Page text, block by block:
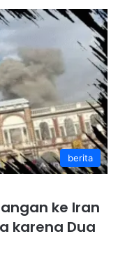
berita
ke Iran
karena Dua